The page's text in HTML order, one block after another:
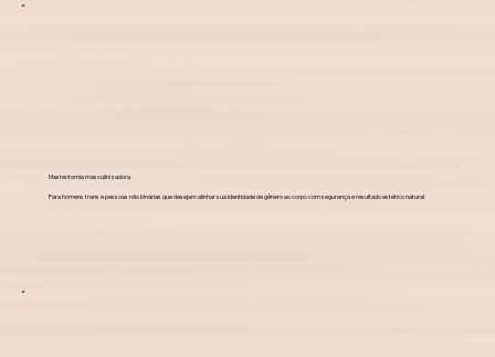
Mastectomia masculinizadora
Para homens trans e pessoas não binárias que desejam alinhar sua identidade de gênero ao corpo com segurança e resultado estético natural.